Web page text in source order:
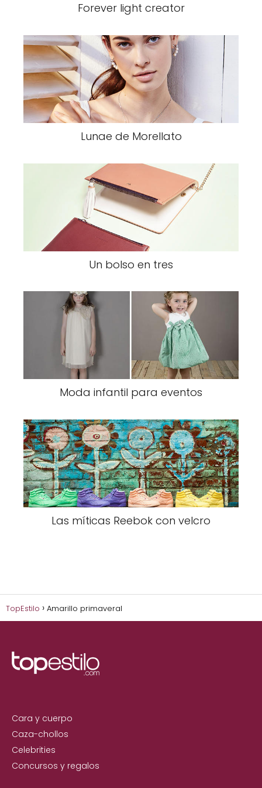
Forever light creator
Lunae de Morellato
Un bolso en tres
Moda infantil para eventos
Las míticas Reebok con velcro
TopEstilo Amarillo primaveral
Cara y cuerpo
Caza-chollos
Celebrities
Concursos y regalos